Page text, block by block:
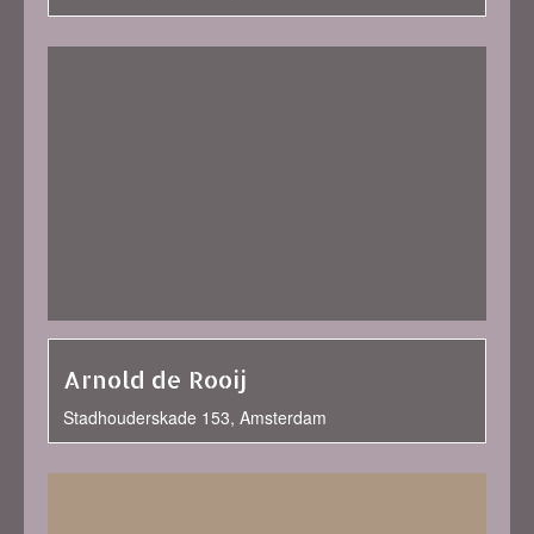
Arnold de Rooij
Stadhouderskade 153, Amsterdam